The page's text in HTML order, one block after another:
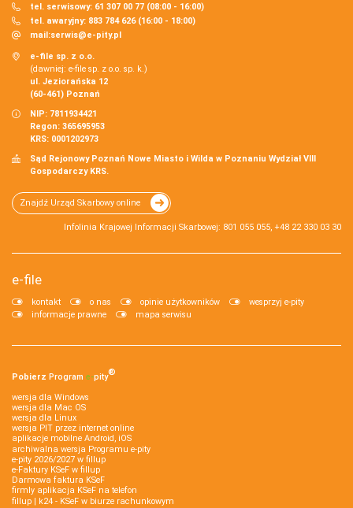
tel. serwisowy: 61 307 00 77 (08:00 - 16:00)
tel. awaryjny: 883 784 626 (16:00 - 18:00)
mail:serwis@e-pity.pl
e-file sp. z o.o.
(dawniej: e-file sp. z o.o. sp. k.)
ul. Jeziorańska 12
(60-461) Poznań
NIP: 7811934421
Regon: 365695953
KRS: 0001202973
Sąd Rejonowy Poznań Nowe Miasto i Wilda w Poznaniu Wydział VIII
Gospodarczy KRS.
Znajdź Urząd Skarbowy online
Infolinia Krajowej Informacji Skarbowej: 801 055 055, +48 22 330 03 30
e-file
kontakt o nas opinie użytkowników
wesprzyj e-pity
informacje prawne
mapa serwisu
Pobierz Program e‑pity®
wersja dla Windows
wersja dla Mac OS
wersja dla Linux
wersja PIT przez internet online
aplikacje mobilne Android, iOS
archiwalna wersja Programu e-pity
e-pity 2026/2027 w fillup
e‑Faktury KSeF w fillup
Darmowa faktura KSeF
firmly aplikacja KSeF na telefon
fillup | k24 - KSeF w biurze rachunkowym